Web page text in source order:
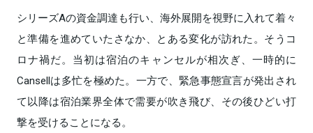
シリーズAの資金調達も行い、海外展開を視野に入れて着々
と準備を進めていたさなか、とある変化が訪れた。そうコ
ロナ禍だ。当初は宿泊のキャンセルが相次ぎ、一時的に
Cansellは多忙を極めた。一方で、緊急事態宣言が発出され
て以降は宿泊業界全体で需要が吹き飛び、その後ひどい打
撃を受けることになる。